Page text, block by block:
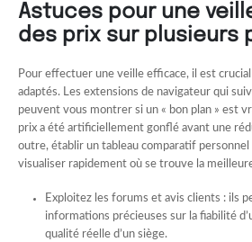
Astuces pour une
des prix sur plusieurs
Pour effectuer une veille efficace, il est
adaptés. Les extensions de navigateur qui
peuvent vous montrer si un « bon plan » est
prix a été artificiellement gonflé avant une
outre, établir un tableau comparatif
visualiser rapidement où se trouve la
Exploitez les forums et avis clients : ils
informations précieuses sur la fiabilité
qualité réelle d’un siège.